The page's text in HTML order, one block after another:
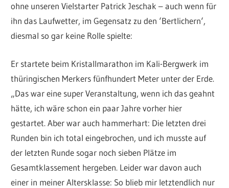
ohne unseren Vielstarter Patrick Jeschak – auch wenn für
ihn das Laufwetter, im Gegensatz zu den ‘Bertlichern‘,
diesmal so gar keine Rolle spielte:
Er startete beim Kristallmarathon im Kali-Bergwerk im
thüringischen Merkers fünfhundert Meter unter der Erde.
„Das war eine super Veranstaltung, wenn ich das geahnt
hätte, ich wäre schon ein paar Jahre vorher hier
gestartet. Aber war auch hammerhart: Die letzten drei
Runden bin ich total eingebrochen, und ich musste auf
der letzten Runde sogar noch sieben Plätze im
Gesamtklassement hergeben. Leider war davon auch
einer in meiner Altersklasse: So blieb mir letztendlich nur